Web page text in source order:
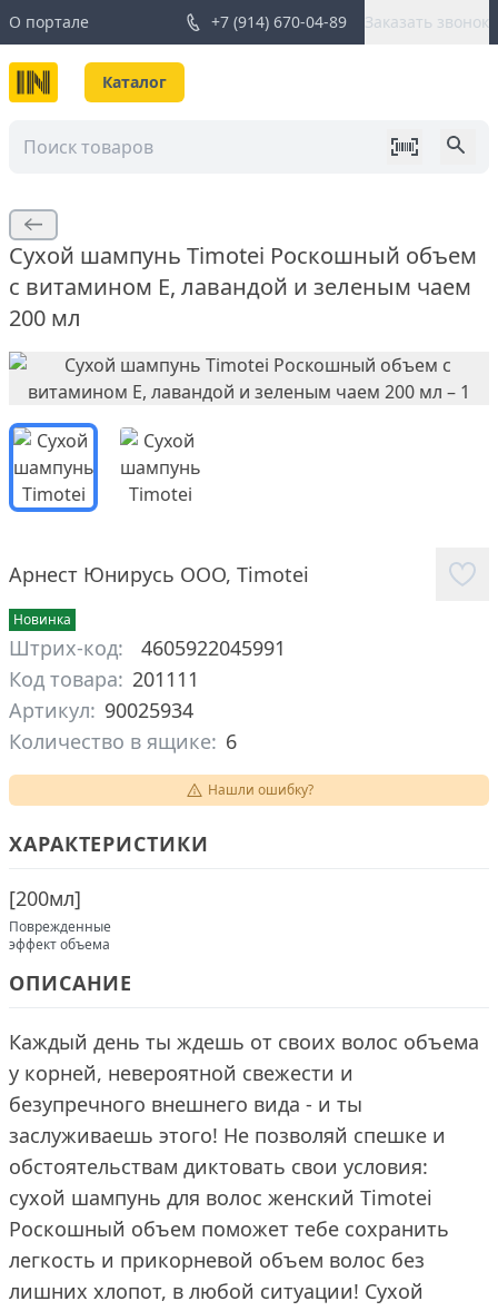
О портале +7 (914) 670-04-89 Заказать звонок
Каталог
Сухой шампунь Timotei Роскошный объем
с витамином Е, лавандой и зеленым чаем
200 мл
Арнест Юнирусь ООО, Timotei
Новинка
Штрих-код:
4605922045991
Код товара: 201111
Артикул: 90025934
Количество в ящике: 6
Нашли ошибку?
ХАРАКТЕРИСТИКИ
[200мл]
Поврежденные
эффект объема
ОПИСАНИЕ
Каждый день ты ждешь от своих волос объема
у корней, невероятной свежести и
безупречного внешнего вида - и ты
заслуживаешь этого! Не позволяй спешке и
обстоятельствам диктовать свои условия:
сухой шампунь для волос женский Timotei
Роскошный объем поможет тебе сохранить
легкость и прикорневой объем волос без
лишних хлопот, в любой ситуации! Сухой